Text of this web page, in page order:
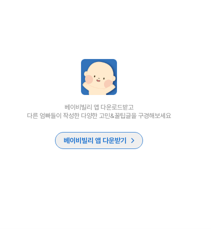
베이비빌리 앱 다운로드받고
다른 엄빠들이 작성한 다양한 고민&꿀팁글을 구경해보세요
베이비빌리 앱 다운받기